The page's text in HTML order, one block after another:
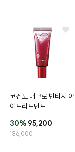
코겐도 매크로 빈티지 아
이트리트먼트
30% 95,200
136,000